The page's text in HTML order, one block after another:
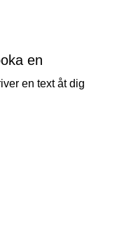
en
en text åt dig